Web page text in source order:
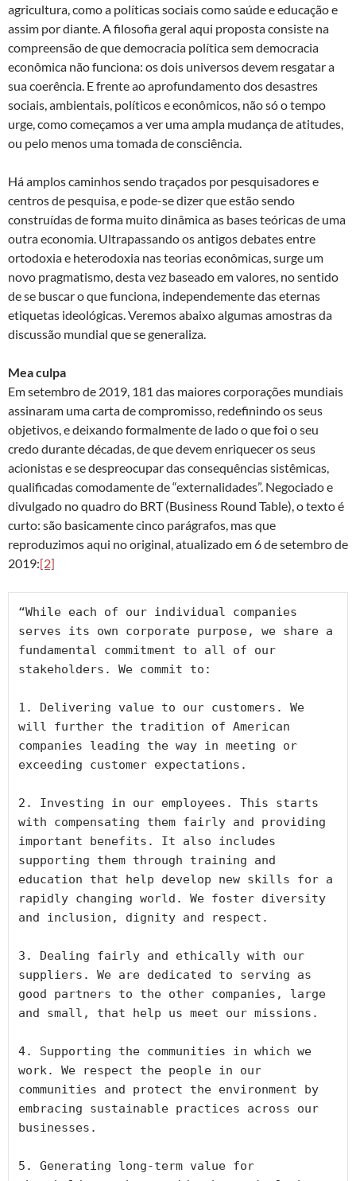
agricultura, como a políticas sociais como saúde e educação e
assim por diante. A filosofia geral aqui proposta consiste na
compreensão de que democracia política sem democracia
econômica não funciona: os dois universos devem resgatar a
sua coerência. E frente ao aprofundamento dos desastres
sociais, ambientais, políticos e econômicos, não só o tempo
urge, como começamos a ver uma ampla mudança de atitudes,
ou pelo menos uma tomada de consciência.
Há amplos caminhos sendo traçados por pesquisadores e
centros de pesquisa, e pode-se dizer que estão sendo
construídas de forma muito dinâmica as bases teóricas de uma
outra economia. Ultrapassando os antigos debates entre
ortodoxia e heterodoxia nas teorias econômicas, surge um
novo pragmatismo, desta vez baseado em valores, no sentido
de se buscar o que funciona, independemente das eternas
etiquetas ideológicas. Veremos abaixo algumas amostras da
discussão mundial que se generaliza.
Mea culpa
Em setembro de 2019, 181 das maiores corporações mundiais
assinaram uma carta de compromisso, redefinindo os seus
objetivos, e deixando formalmente de lado o que foi o seu
credo durante décadas, de que devem enriquecer os seus
acionistas e se despreocupar das consequências sistêmicas,
qualificadas comodamente de “externalidades”. Negociado e
divulgado no quadro do BRT (Business Round Table), o texto é
curto: são basicamente cinco parágrafos, mas que
reproduzimos aqui no original, atualizado em 6 de setembro de
2019:[2]
“While each of our individual companies
serves its own corporate purpose, we share a
fundamental commitment to all of our
stakeholders. We commit to:
1. Delivering value to our customers. We
will further the tradition of American
companies leading the way in meeting or
exceeding customer expectations.
2. Investing in our employees. This starts
with compensating them fairly and providing
important benefits. It also includes
supporting them through training and
education that help develop new skills for a
rapidly changing world. We foster diversity
and inclusion, dignity and respect.
3. Dealing fairly and ethically with our
suppliers. We are dedicated to serving as
good partners to the other companies, large
and small, that help us meet our missions.
4. Supporting the communities in which we
work. We respect the people in our
communities and protect the environment by
embracing sustainable practices across our
businesses.
5. Generating long-term value for